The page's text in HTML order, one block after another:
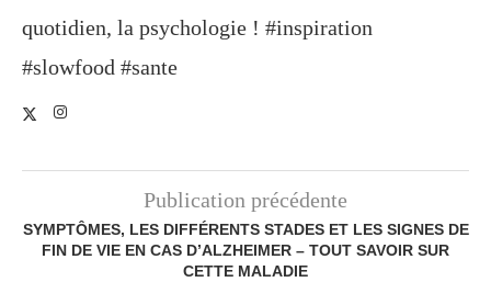
quotidien, la psychologie ! #inspiration
#slowfood #sante
Publication précédente
SYMPTÔMES, LES DIFFÉRENTS STADES ET LES SIGNES DE
FIN DE VIE EN CAS D’ALZHEIMER – TOUT SAVOIR SUR
CETTE MALADIE